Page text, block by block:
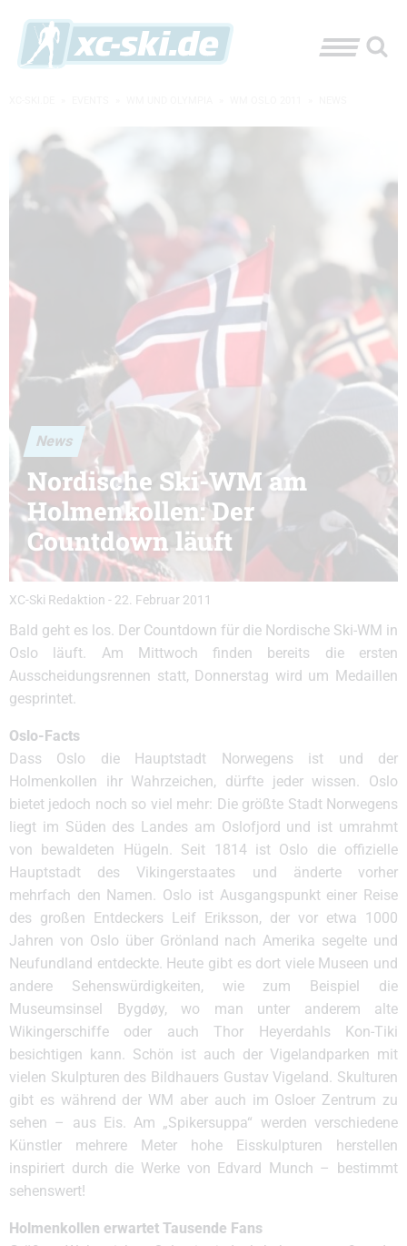
News
Nordische Ski-WM am
Holmenkollen: Der
Countdown läuft
XC-Ski Redaktion - 22. Februar 2011
Bald geht es los. Der Countdown für die Nordische Ski-WM in
Oslo läuft. Am Mittwoch finden bereits die ersten
Ausscheidungsrennen statt, Donnerstag wird um Medaillen
gesprintet.
Oslo-Facts
Dass Oslo die Hauptstadt Norwegens ist und der
Holmenkollen ihr Wahrzeichen, dürfte jeder wissen. Oslo
bietet jedoch noch so viel mehr: Die größte Stadt Norwegens
liegt im Süden des Landes am Oslofjord und ist umrahmt
von bewaldeten Hügeln. Seit 1814 ist Oslo die offizielle
Hauptstadt des Vikingerstaates und änderte vorher
mehrfach den Namen. Oslo ist Ausgangspunkt einer Reise
des großen Entdeckers Leif Eriksson, der vor etwa 1000
Jahren von Oslo über Grönland nach Amerika segelte und
Neufundland entdeckte. Heute gibt es dort viele Museen und
andere Sehenswürdigkeiten, wie zum Beispiel die
Museumsinsel Bygdøy, wo man unter anderem alte
Wikingerschiffe oder auch Thor Heyerdahls Kon-Tiki
besichtigen kann. Schön ist auch der Vigelandparken mit
vielen Skulpturen des Bildhauers Gustav Vigeland. Skulturen
gibt es während der WM aber auch im Osloer Zentrum zu
sehen – aus Eis. Am „Spikersuppa“ werden verschiedene
Künstler mehrere Meter hohe Eisskulpturen herstellen
inspiriert durch die Werke von Edvard Munch – bestimmt
sehenswert!
Holmenkollen erwartet Tausende Fans